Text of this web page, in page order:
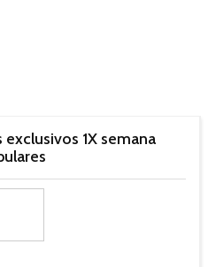
1X semana